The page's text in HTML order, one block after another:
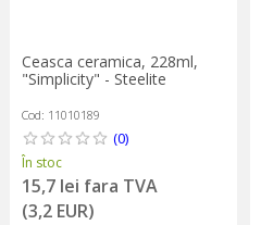
Ceasca ceramica, 228ml,
"Simplicity" - Steelite
Cod: 11010189
(0)
În stoc
15,7 lei fara TVA
(3,2 EUR)